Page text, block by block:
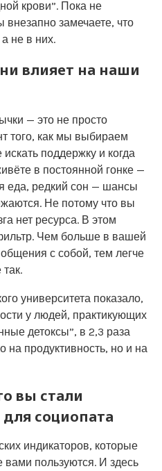
крови”. Пока не
внезапно замечаете, что
не в них.
влияет на наши
— это не просто
того, как мы выбираем
поддержку и когда
в постоянной гонке —
еда, редкий сон — шансы
Не потому что вы
нет ресурса. В этом
Чем больше в вашей
с собой, тем легче
университета показало,
у людей, практикующих
детоксы”, в 2,3 раза
на продуктивность, но и на
вы стали
социопата
индикаторов, которые
вами пользуются. И здесь